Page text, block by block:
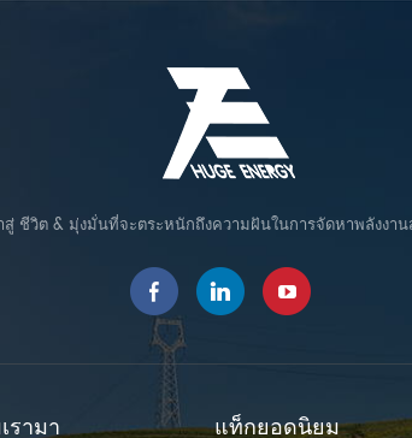
สู่ ชีวิต & มุ่งมั่นที่จะตระหนักถึงความฝันในการจัดหาพลังง
รามา แท็กยอดนิยม